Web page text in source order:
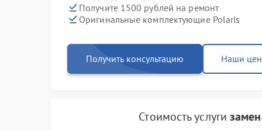
Получите 1500 рублей на ремонт
Оригинальные комплектующие Polaris
Получить консультацию Наши
Стоимость услуги